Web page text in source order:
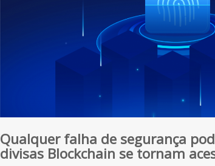
Qualquer falha de segurança
divisas Blockchain se tornam